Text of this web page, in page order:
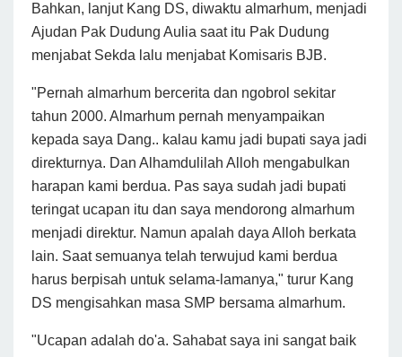
Bahkan, lanjut Kang DS, diwaktu almarhum, menjadi
Ajudan Pak Dudung Aulia saat itu Pak Dudung
menjabat Sekda lalu menjabat Komisaris BJB.
"Pernah almarhum bercerita dan ngobrol sekitar
tahun 2000. Almarhum pernah menyampaikan
kepada saya Dang.. kalau kamu jadi bupati saya jadi
direkturnya. Dan Alhamdulilah Alloh mengabulkan
harapan kami berdua. Pas saya sudah jadi bupati
teringat ucapan itu dan saya mendorong almarhum
menjadi direktur. Namun apalah daya Alloh berkata
lain. Saat semuanya telah terwujud kami berdua
harus berpisah untuk selama-lamanya," turur Kang
DS mengisahkan masa SMP bersama almarhum.
"Ucapan adalah do'a. Sahabat saya ini sangat baik